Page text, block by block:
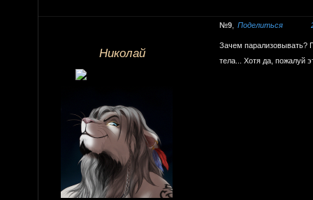
Поделиться
9
Николай
Зачем парализовывать?
тела... Хотя да, пожалуй